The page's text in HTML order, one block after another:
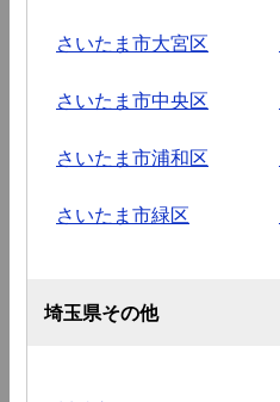
さいたま市大宮区
さいたま市中央区
さいたま市浦和区
さいたま市緑区
埼玉県その他